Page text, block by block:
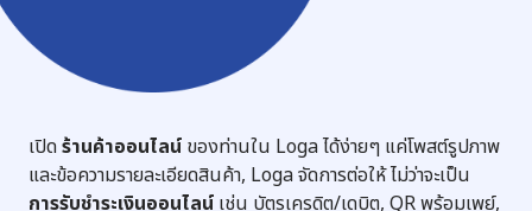
เปิดร้านค้าออนไลน์ ของท่านใน Loga ได้ง่ายๆ แค่โพสต์รูปภาพ
และข้อความรายละเอียดสินค้า, Loga จัดการต่อให้ ไม่ว่าจะเป็น
การรับชำระเงินออนไลน์ เช่น บัตรเครดิต/เดบิต, QR พร้อมเพย์,